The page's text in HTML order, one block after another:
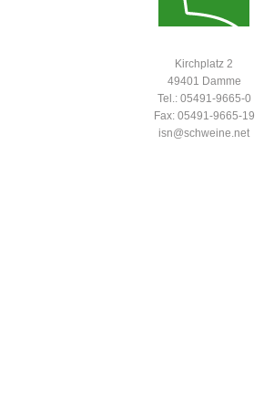
Kirchplatz 2
49401 Damme
Tel.: 05491-9665-0
Fax: 05491-9665-19
isn@schweine.net